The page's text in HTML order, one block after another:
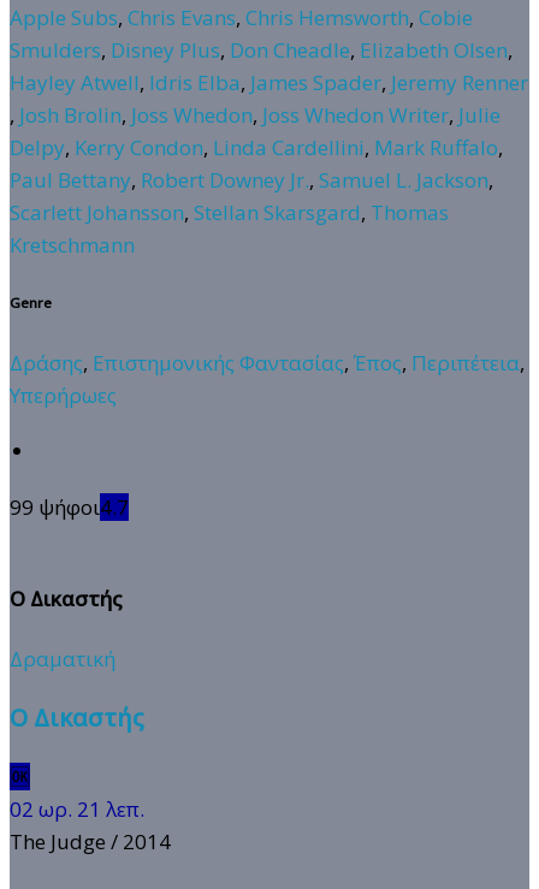
Apple Subs, Chris Evans, Chris Hemsworth, Cobie
Smulders, Disney Plus, Don Cheadle, Elizabeth Olsen,
Hayley Atwell, Idris Elba, James Spader, Jeremy Renner
, Josh Brolin, Joss Whedon, Joss Whedon Writer, Julie
Delpy, Kerry Condon, Linda Cardellini, Mark Ruffalo,
Paul Bettany, Robert Downey Jr., Samuel L. Jackson,
Scarlett Johansson, Stellan Skarsgard, Thomas
Kretschmann
Genre
Δράσης, Επιστημονικής Φαντασίας, Έπος, Περιπέτεια,
Υπερήρωες
99 ψήφοι4.7
Ο Δικαστής
Δραματική
Ο Δικαστής
🆗
02 ωρ. 21 λεπ.
The Judge / 2014